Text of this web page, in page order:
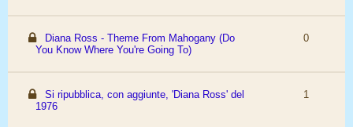
Diana Ross - Theme From Mahogany (Do
You Know Where You're Going To)
0
Si ripubblica, con aggiunte, 'Diana Ross' del
1976
1